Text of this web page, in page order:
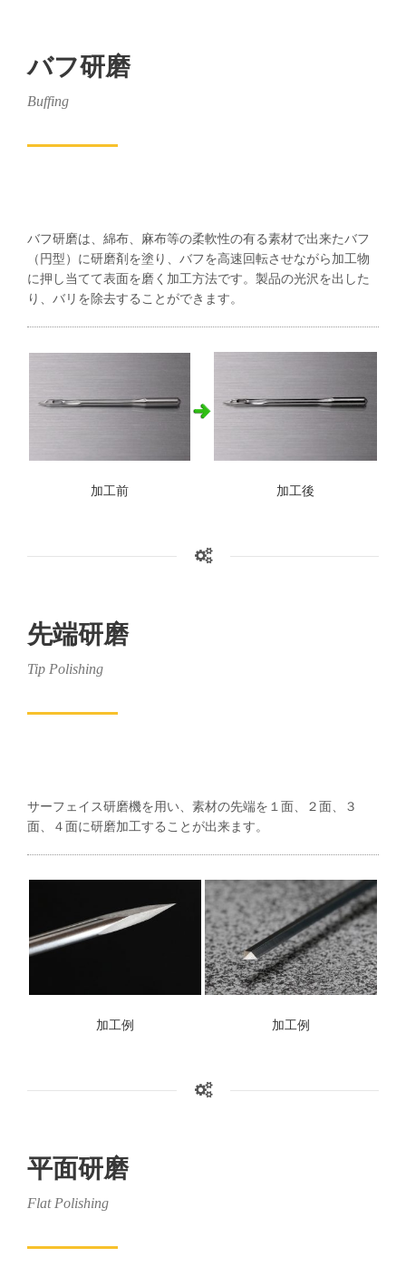
バフ研磨
Buffing
バフ研磨は、綿布、麻布等の柔軟性の有る素材で出来たバフ
（円型）に研磨剤を塗り、バフを高速回転させながら加工物
に押し当てて表面を磨く加工方法です。製品の光沢を出した
り、バリを除去することができます。
加工前 加工後
先端研磨
Tip Polishing
サーフェイス研磨機を用い、素材の先端を１面、２面、３
面、４面に研磨加工することが出来ます。
加工例 加工例
平面研磨
Flat Polishing